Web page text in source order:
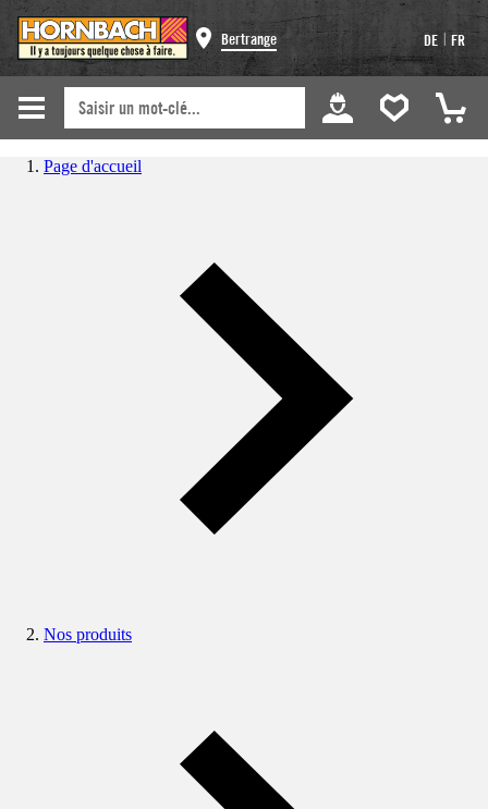
Bertrange DE | FR
Page d'accueil
Nos produits